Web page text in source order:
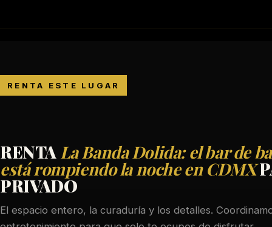
RENTA ESTE LUGAR
RENTA La Banda Dolida: el bar de
está rompiendo la noche en CDMX
PRIVADO
El espacio entero, la curaduría y los detalles.